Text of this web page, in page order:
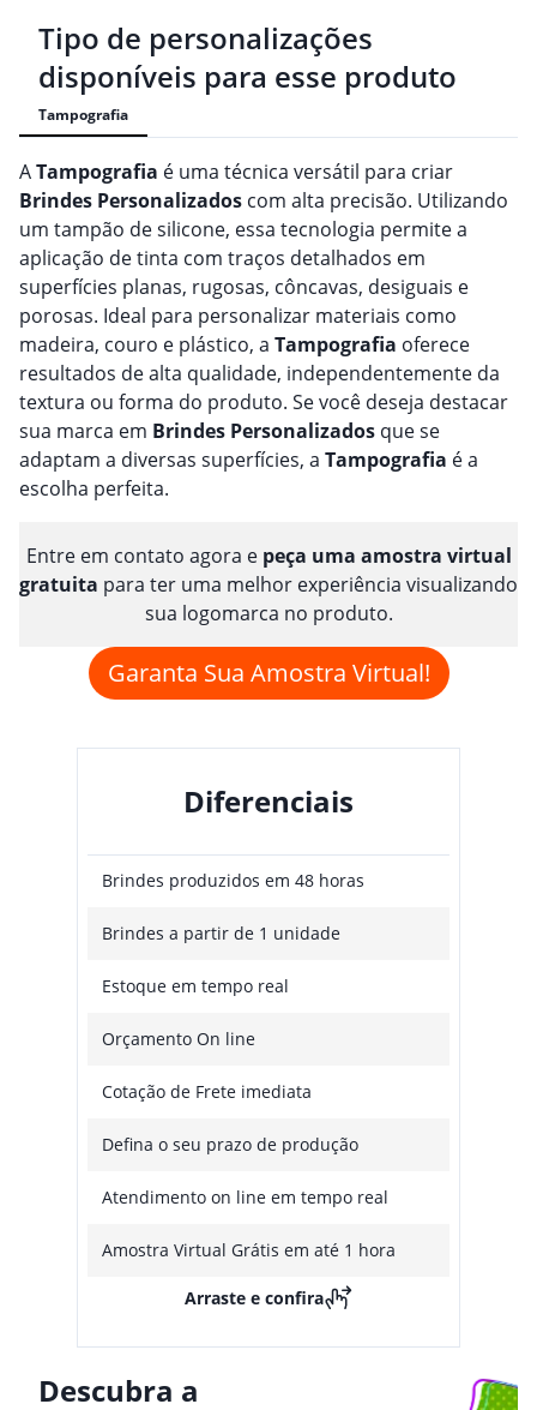
Tipo de personalizações
disponíveis para esse produto
Tampografia
ATampografia é uma técnica versátil para criar
Brindes Personalizados com alta precisão. Utilizando
um tampão de silicone, essa tecnologia permite a
aplicação de tinta com traços detalhados em
superfícies planas, rugosas, côncavas, desiguais e
porosas. Ideal para personalizar materiais como
madeira, couro e plástico, a Tampografia oferece
resultados de alta qualidade, independentemente da
textura ou forma do produto. Se você deseja destacar
sua marca em Brindes Personalizados que se
adaptam a diversas superfícies, a Tampografia é a
escolha perfeita.
Entre em contato agora e peça uma amostra virtual
gratuita para ter uma melhor experiência visualizando
sua logomarca no produto.
Garanta Sua Amostra Virtual!
Diferenciais
Brindes produzidos em 48 horas
Brindes a partir de 1 unidade
Estoque em tempo real
Orçamento On line
Cotação de Frete imediata
Defina o seu prazo de produção
Atendimento on line em tempo real
Amostra Virtual Grátis em até 1 hora
Arraste e confira
Descubra a